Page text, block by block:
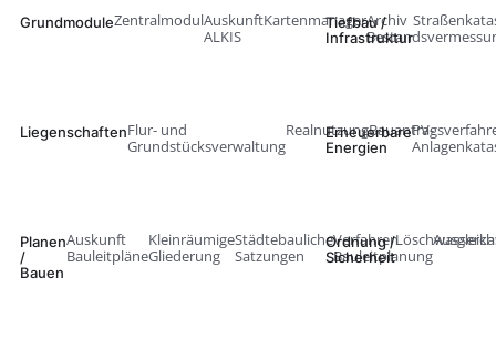
GrundmoduleZentralmodulAuskunft
ALKIS
KartenmanagerArchiv
LiegenschaftenFlur- und
Grundstücksverwaltung
Realnutzung
Planen
/
Bauen
Auskunft
Bauleitpläne
Kleinräumige
Gliederung
Städtebauliche
Satzungen
Verfahren
Bauleitplanung
Tiefbau /
Infrastruktur
Erneuerbare
Energien
PV-
Ordnung /
Sicherheit